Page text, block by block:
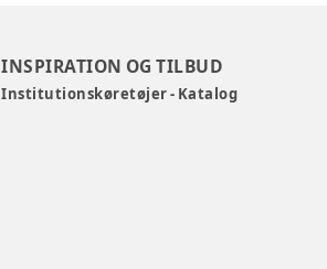
INSPIRATION OG TILBUD
Institutionskøretøjer - Katalog